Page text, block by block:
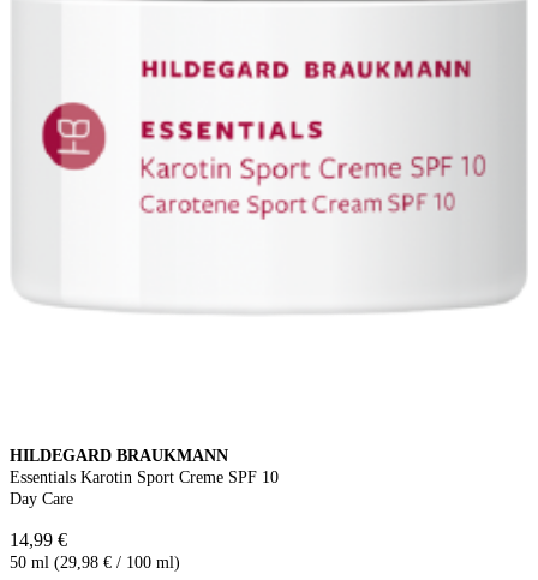
HILDEGARD BRAUKMANN
Essentials Karotin Sport Creme SPF 10
Day Care
14,99 €
50 ml (29,98 € / 100 ml)